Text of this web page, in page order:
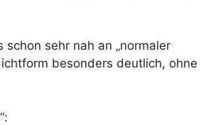
sehr nah an „normaler
besonders deutlich, ohne